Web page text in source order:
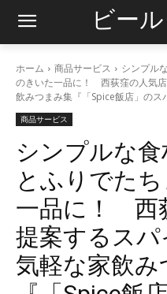
ビー
ホーム 商品サービス
シンプル
のきいた一品に！ 西荻窪の人気
飲みつまみ集『「Spice飯店」のス
商品サービス
シンプルな
とふりでた
一品に！ 西
提案するス
気軽な家飲み